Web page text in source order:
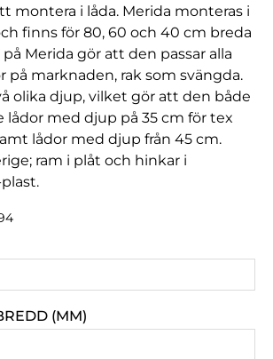
montera i låda. Merida monteras i
finns för 80, 60 och 40 cm breda
Merida gör att den passar alla
på marknaden, rak som svängda.
olika djup, vilket gör att den både
lådor med djup på 35 cm för tex
lådor med djup från 45 cm.
ram i plåt och hinkar i
(MM)